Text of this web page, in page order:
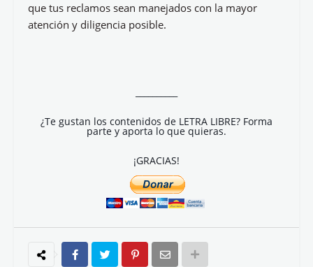
que tus reclamos sean manejados con la mayor
atención y diligencia posible.
¿Te gustan los contenidos de LETRA LIBRE? Forma
parte y aporta lo que quieras.
¡GRACIAS!